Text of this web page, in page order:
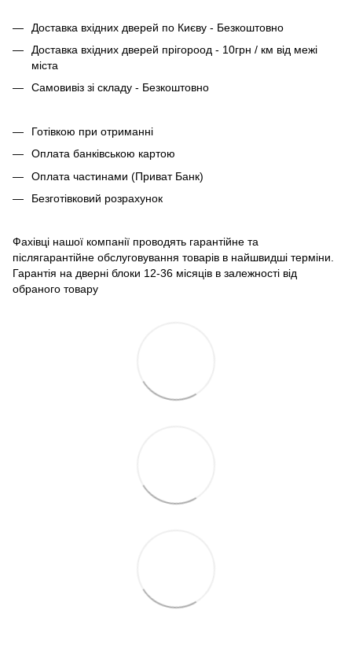
Доставка вхідних дверей по Києву - Безкоштовно
Доставка вхідних дверей прігороод - 10грн / км від межі
міста
Самовивіз зі складу - Безкоштовно
Готівкою при отриманні
Оплата банківською картою
Оплата частинами (Приват Банк)
Безготівковий розрахунок
Фахівці нашої компанії проводять гарантійне та
післягарантійне обслуговування товарів в найшвидші терміни.
Гарантія на дверні блоки 12-36 місяців в залежності від
обраного товару